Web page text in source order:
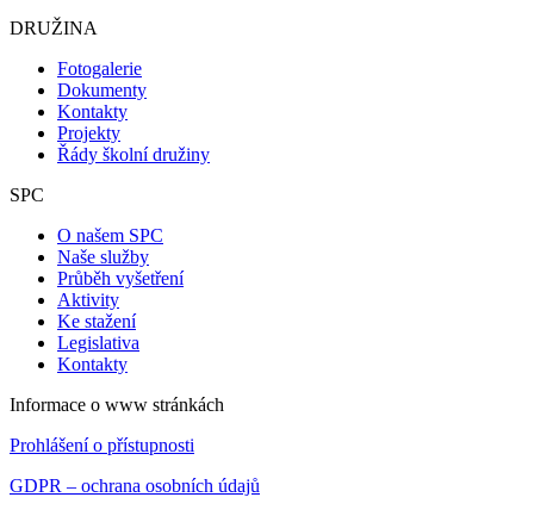
DRUŽINA
Fotogalerie
Dokumenty
Kontakty
Projekty
Řády školní družiny
SPC
O našem SPC
Naše služby
Průběh vyšetření
Aktivity
Ke stažení
Legislativa
Kontakty
Informace o www stránkách
Prohlášení o přístupnosti
GDPR – ochrana osobních údajů